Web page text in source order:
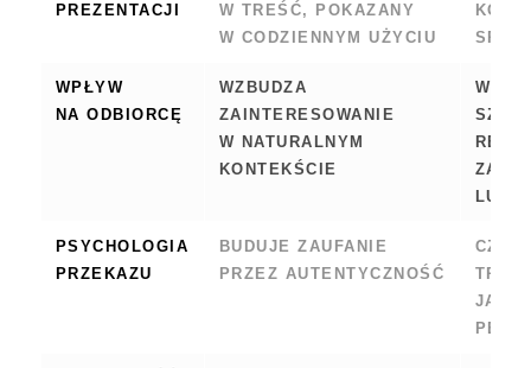
PREZENTACJI
W TREŚĆ, POKAZANY
W CODZIENNYM UŻYCIU
WPŁYW
NA ODBIORCĘ
WZBUDZA
ZAINTERESOWANIE
W NATURALNYM
KONTEKŚCIE
LUB
PSYCHOLOGIA
PRZEKAZU
BUDUJE ZAUFANIE
PRZEZ AUTENTYCZNOŚĆ
JAKO